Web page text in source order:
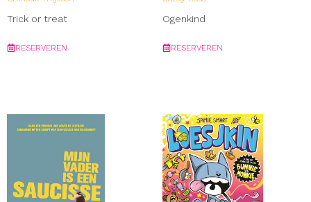
Trick or treat
RESERVEREN
Ogenkind
RESERVEREN